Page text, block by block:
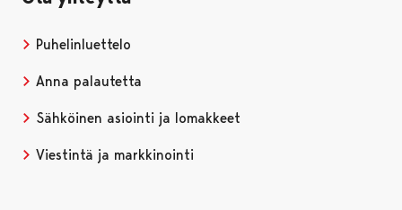
Puhelinluettelo
Anna palautetta
Sähköinen asiointi ja lomakkeet
Viestintä ja markkinointi